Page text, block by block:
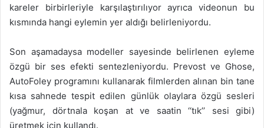
kareler birbirleriyle karşılaştırılıyor ayrıca videonun bu
kısmında hangi eylemin yer aldığı belirleniyordu.
Son aşamadaysa modeller sayesinde belirlenen eyleme
özgü bir ses efekti sentezleniyordu. Prevost ve Ghose,
AutoFoley programını kullanarak filmlerden alınan bin tane
kısa sahnede tespit edilen günlük olaylara özgü sesleri
(yağmur, dörtnala koşan at ve saatin ‘‘tık’’ sesi gibi)
üretmek için kullandı.